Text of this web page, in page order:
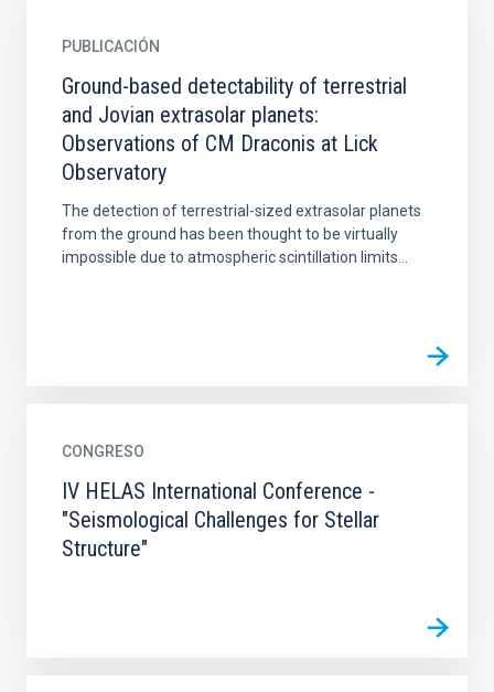
PUBLICACIÓN
Ground-based detectability of terrestrial
and Jovian extrasolar planets:
Observations of CM Draconis at Lick
Observatory
The detection of terrestrial-sized extrasolar planets
from the ground has been thought to be virtually
impossible due to atmospheric scintillation limits...
CONGRESO
IV HELAS International Conference -
"Seismological Challenges for Stellar
Structure"